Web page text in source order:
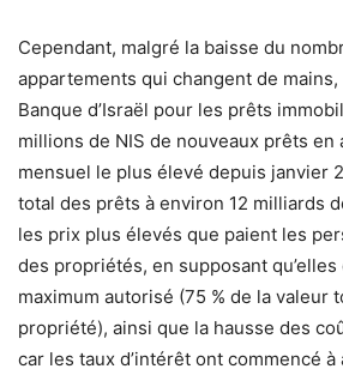
Cependant, malgré la baisse du
appartements qui changent de
Banque d’Israël pour les prêts
millions de NIS de nouveaux prêts en
mensuel le plus élevé depuis janvier
total des prêts à environ 12 milliards
les prix plus élevés que paient les
des propriétés, en supposant
maximum autorisé (75 % de la valeur
propriété), ainsi que la hausse des
car les taux d’intérêt ont commencé à